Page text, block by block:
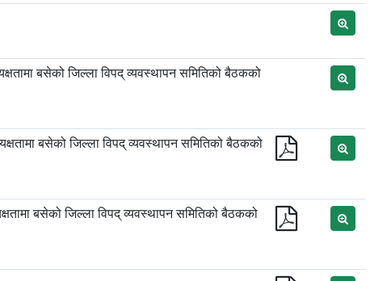
बसेको जिल्ला विपद् व्यवस्थापन समितिको बैठकको
बसेको जिल्ला विपद् व्यवस्थापन समितिको बैठकको
बसेको जिल्ला विपद् व्यवस्थापन समितिको बैठकको